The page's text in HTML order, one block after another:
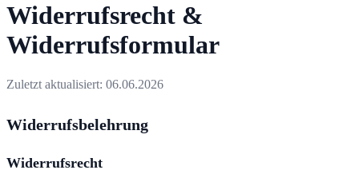
Widerrufsrecht &
Widerrufsformular
Zuletzt aktualisiert: 06.06.2026
Widerrufsbelehrung
Widerrufsrecht